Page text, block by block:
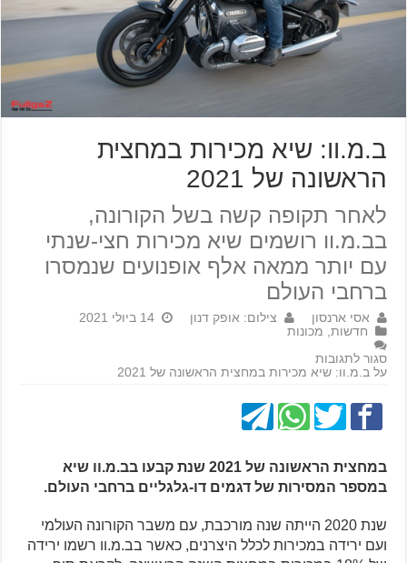
ב.מ.וו: שיא מכירות במחצית
הראשונה של 2021
לאחר תקופה קשה בשל הקורונה,
בב.מ.וו רושמים שיא מכירות חצי-שנתי
עם יותר ממאה אלף אופנועים שנמסרו
ברחבי העולם
אסי ארנסון צילום: אופק דנון
14 ביולי 2021
חדשות מכונות
סגור לתגובות
על ב.מ.וו: שיא מכירות במחצית הראשונה של 2021
במחצית הראשונה של 2021 שנת קבעו בב.מ.וו שיא
במספר המסירות של דגמים דו-גלגליים ברחבי העולם.
שנת 2020 הייתה שנה מורכבת, עם משבר הקורונה העולמי
ועם ירידה במכירות לכלל היצרנים, כאשר בב.מ.וו רשמו ירידה